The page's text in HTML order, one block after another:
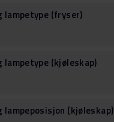
lampetype (fryser)
lampetype (kjøleskap)
lampeposisjon (kjøleskap)